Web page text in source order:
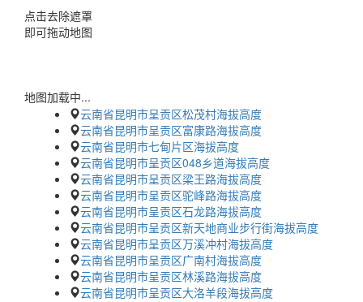
点击去除遮罩
即可拖动地图
地图加载中...
云南省昆明市呈贡区松茂村海拔高度
云南省昆明市呈贡区富康路海拔高度
云南省昆明市七甸片区海拔高度
云南省昆明市呈贡区048乡道海拔高度
云南省昆明市呈贡区梁王路海拔高度
云南省昆明市呈贡区驼峰路海拔高度
云南省昆明市呈贡区石龙路海拔高度
云南省昆明市呈贡区新天地商业步行街海拔高度
云南省昆明市呈贡区万溪冲村海拔高度
云南省昆明市呈贡区广南村海拔高度
云南省昆明市呈贡区林溪路海拔高度
云南省昆明市呈贡区大洛羊段海拔高度